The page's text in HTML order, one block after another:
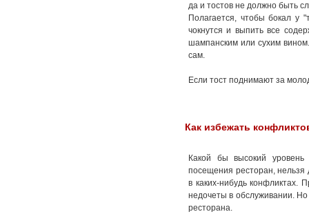
да и тостов не должно быть
Полагается, чтобы бокал у
чокнутся и выпить все
шампанским или сухим
сам.
Если тост поднимают за
Как избежать
Какой бы высокий
посещения ресторан,
в каких-нибудь конфликтах.
недочеты в обслуживании.
ресторана.